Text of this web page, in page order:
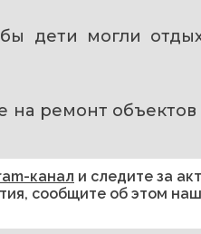
дети могли
на ремонт объектов
канал и следите за
сообщите об этом